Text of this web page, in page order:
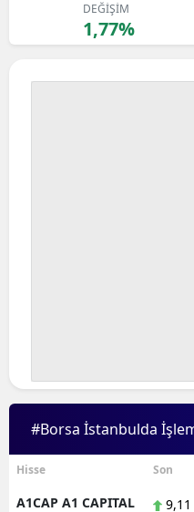
DEĞİŞİM
1,77%
#Borsa İstanbulda
Hisse Son
A1CAP A1 CAPITAL
9,11